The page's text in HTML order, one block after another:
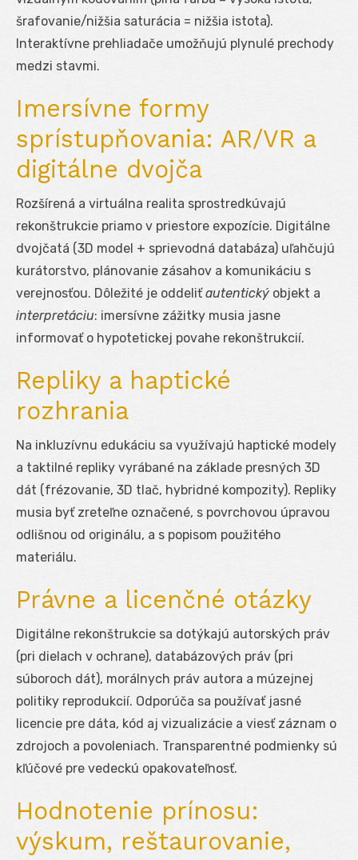
šrafovanie/nižšia saturácia = nižšia istota).
Interaktívne prehliadače umožňujú plynulé prechody
medzi stavmi.
Imersívne formy
sprístupňovania: AR/VR a
digitálne dvojča
Rozšírená a virtuálna realita sprostredkúvajú
rekonštrukcie priamo v priestore expozície. Digitálne
dvojčatá (3D model + sprievodná databáza) uľahčujú
kurátorstvo, plánovanie zásahov a komunikáciu s
verejnosťou. Dôležité je oddeliťautentický objekt a
interpretáciu: imersívne zážitky musia jasne
informovať o hypotetickej povahe rekonštrukcií.
Repliky a haptické
rozhrania
Na inkluzívnu edukáciu sa využívajú haptické modely
a taktilné repliky vyrábané na základe presných 3D
dát (frézovanie, 3D tlač, hybridné kompozity). Repliky
musia byť zreteľne označené, s povrchovou úpravou
odlišnou od originálu, a s popisom použitého
materiálu.
Právne a licenčné otázky
Digitálne rekonštrukcie sa dotýkajú autorských práv
(pri dielach v ochrane), databázových práv (pri
súboroch dát), morálnych práv autora a múzejnej
politiky reprodukcií. Odporúča sa používať jasné
licencie pre dáta, kód aj vizualizácie a viesť záznam o
zdrojoch a povoleniach. Transparentné podmienky sú
kľúčové pre vedeckú opakovateľnosť.
Hodnotenie prínosu:
výskum, reštaurovanie,